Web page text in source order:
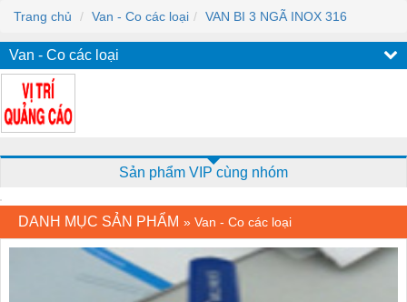
Trang chủ Van - Co các loại VAN BI 3 NGÃ INOX 316
Van - Co các loại
Sản phẩm VIP cùng nhóm
DANH MỤC SẢN PHẨM » Van - Co các loại